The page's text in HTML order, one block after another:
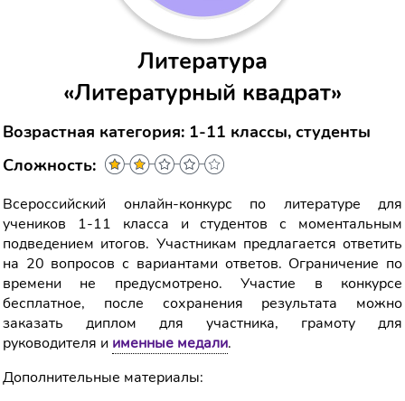
Литература
«Литературный квадрат»
Возрастная категория: 1-11 классы, студенты
Сложность:
Всероссийский онлайн-конкурс по литературе для
учеников 1-11 класса и студентов с моментальным
подведением итогов. Участникам предлагается ответить
на 20 вопросов с вариантами ответов. Ограничение по
времени не предусмотрено. Участие в конкурсе
бесплатное, после сохранения результата можно
заказать диплом для участника, грамоту для
руководителя и именные медали.
Дополнительные материалы: